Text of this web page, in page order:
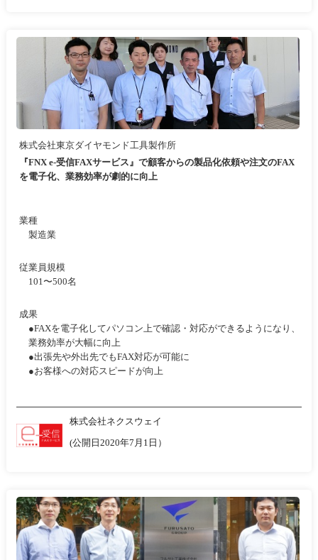
株式会社東京ダイヤモンド工具製作所
『FNX e-受信FAXサービス』で顧客からの製品化依頼や注文のFAX
を電子化、業務効率が劇的に向上
業種
製造業
従業員規模
101〜500名
成果
●FAXを電子化してパソコン上で確認・対応ができるようになり、
業務効率が大幅に向上
●出張先や外出先でもFAX対応が可能に
●お客様への対応スピードが向上
株式会社ネクスウェイ
(公開日2020年7月1日）